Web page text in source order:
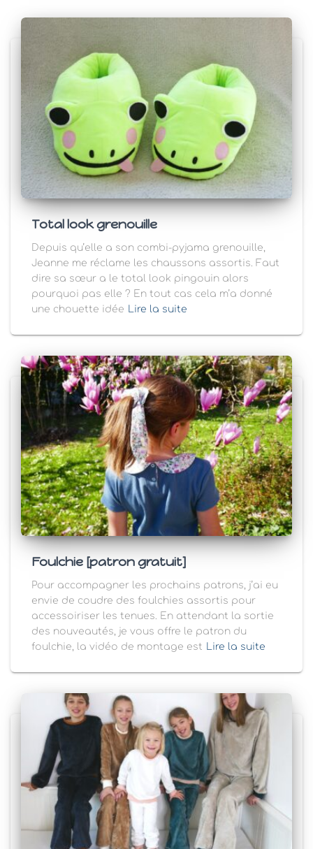
Total look grenouille
Depuis qu’elle a son combi-pyjama grenouille,
Jeanne me réclame les chaussons assortis. Faut
dire sa sœur a le total look pingouin alors
pourquoi pas elle ? En tout cas cela m’a donné
une chouette idée
Lire la suite
Foulchie [patron gratuit]
Pour accompagner les prochains patrons, j’ai eu
envie de coudre des foulchies assortis pour
accessoiriser les tenues. En attendant la sortie
des nouveautés, je vous offre le patron du
foulchie, la vidéo de montage est Lire la suite